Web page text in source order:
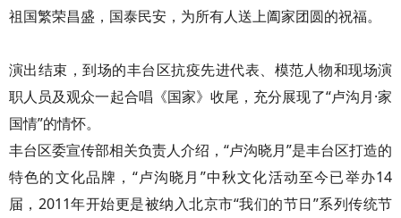
祖国繁荣昌盛，国泰民安，为所有人送上阖家团圆的祝福。
演出结束，到场的丰台区抗疫先进代表、模范人物和现场演
职人员及观众一起合唱《国家》收尾，充分展现了“卢沟月·家
国情”的情怀。
丰台区委宣传部相关负责人介绍，“卢沟晓月”是丰台区打造的
特色的文化品牌，“卢沟晓月”中秋文化活动至今已举办14
届，2011年开始更是被纳入北京市“我们的节日”系列传统节